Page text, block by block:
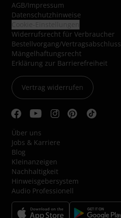
AGB/Impressum
Datenschutzhinweise
Widerrufsrecht für Verbraucher
Bestellvorgang/Vertragsabschluss
Mängelhaftungsrecht
Erklärung zur Barrierefreiheit
Vertrag widerrufen
Über uns
Jobs & Karriere
Blog
Kleinanzeigen
Nachhaltigkeit
Hinweisgebersystem
Audio Professionell